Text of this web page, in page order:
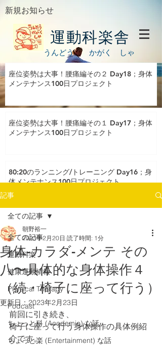
新規お知らせ
運動科楽舎
うんどう かがく しゃ
座位姿勢は大事！腰痛編その２ Day18；身体
メンテナンス100日プロジェクト
座位姿勢は大事！腰痛編その１ Day17；身体
メンテナンス100日プロジェクト
80:20のランニング/トレーニング Day16；身
体メンテナンス100日プロジェクト
記事
全ての記事
運動科楽
健康運動情報
Physical Therapy
Podcast
ちょっと科 (Academic) な話
ちょっと楽 (Entertainment) な話
全ての記事
身体-カラダ-メンテ その
八〜具体的な身体操作４
（続・椅子に座って行う）
朝野裕一
2023年2月20日 読了時間: 1分
更新日：2023年2月23日
前回に引き続き、
椅子に座って行う身体操作の具体例紹
介です。